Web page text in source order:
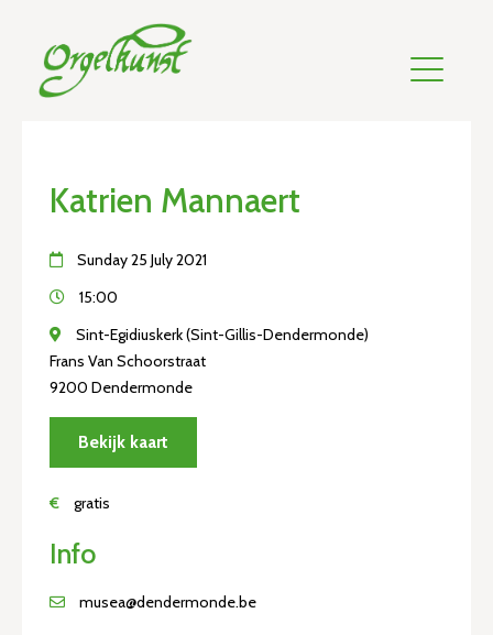
Katrien Mannaert
Sunday 25 July 2021
15:00
Sint-Egidiuskerk (Sint-Gillis-Dendermonde)
Frans Van Schoorstraat
9200 Dendermonde
Bekijk kaart
€ gratis
Info
musea@dendermonde.be